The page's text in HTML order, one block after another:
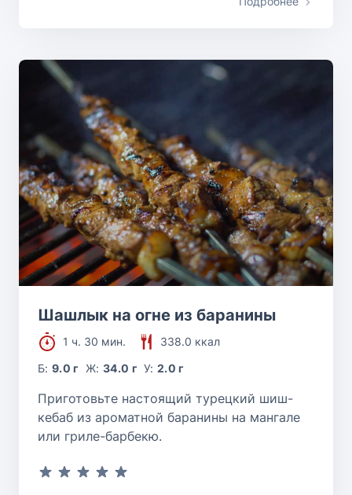
Шашлык на огне из баранины
1 ч. 30 мин.
338.0 ккал
Б:9.0 г Ж: 34.0 г У:2.0 г
Приготовьте настоящий турецкий шиш-
кебаб из ароматной баранины на мангале
или гриле-барбекю.